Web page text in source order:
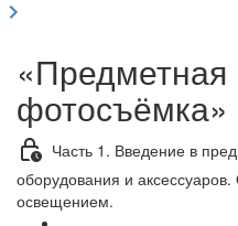
фотосъёмка»
Часть 1. Введение в
оборудования и
освещением.